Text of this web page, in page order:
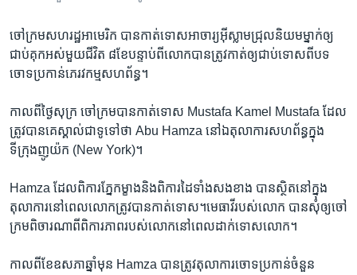
ភាសា
ចៅក្រម​សហរដ្ឋ​អាមេរិក ​បាន​កាត់​ទោសអាចារ្យ​អ៊ីស្លាម​ជ្រុល​និយម​ម្នាក់​ឲ្យ​
ជាប់​គុក​អស់​មួយ​ជីវិត ​៨​ខែ​បន្ទាប់​ពី​លោក​បាន​ត្រូវ​កាត់​ឲ្យ​ជាប់​ទោស​ពី​បទ​
ចោទ​ប្រកាន់​ភេរវកម្ម​សហព័ន្ធ។
កាល​ពី​ថ្ងៃ​សុក្រ ​ចៅក្រម​បាន​កាត់​ទោស Mustafa Kamel Mustafa ​ដែល​
ត្រូវ​បានគេស្គាល់​ជា​ទូទៅ​ថា Abu Hamza ​នៅ​ឯតុលាការ​សហព័ន្ធ​ក្នុង​
ទីក្រុង​ញូយ៉ក (New York)។
Hamza ​ដែល​ពិការ​ភ្នែក​ម្ខាង​និង​ពិការ​ដៃ​ទាំង​សងខាង​ ​បាន​ស្ថិត​នៅ​ក្នុង​
តុលាការ​នៅពេល​លោក​ត្រូវ​បាន​កាត់ទោស។​មេធាវី​របស់​លោក ​បានសុំ​ឲ្យ​ចៅ
ក្រម​ពិចារណា​ពី​ពិការ​ភាពរបស់​លោក​នៅពេល​ដាក់​ទោស​លោក។
​កាល​ពី​ខែឧសភា​ឆ្នាំ​មុន Hamza ​បាន​ត្រូវ​តុលាការ​ចោទ​ប្រកាន់ចំនួន​